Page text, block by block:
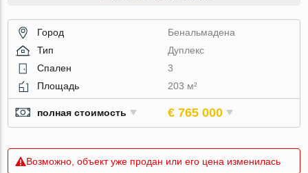
Город
Бенальмадена
Тип
Дуплекс
Спален
3
Площадь
203 м²
полная стоимость € 765 000
Возможно, объект уже продан или его цена изменилась